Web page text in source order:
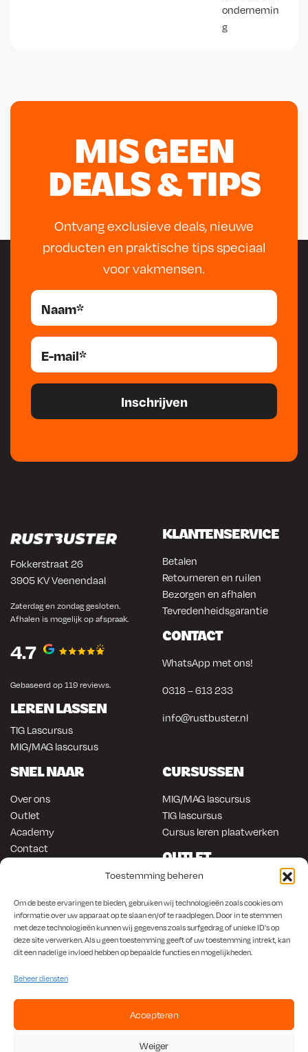
Toestemming beheren
Om de beste ervaringen te bieden, gebruiken wij technologieën zoals cookies om
informatie over uw apparaat op te slaan en/of te raadplegen. Door in te stemmen
met deze technologieën kunnen wij gegevens zoals surfgedrag of unieke ID's op
deze site verwerken. Als u geen toestemming geeft of uw toestemming intrekt, kan
dit een nadelige invloed hebben op bepaalde functies en mogelijkheden.
Beheer diensten
Accepteren
Weiger
ondernemin
g
MIS GEEN
DEALS & TIPS
Ontvang exclusieve deals, nieuwe
producten en praktische tips speciaal
voor vakmensen.
Fokkerstraat 26
3905 KV Veenendaal
Zaterdag en zondag gesloten.
Afhalen is mogelijk op afspraak.
4.7
Gebaseerd op 119 reviews.
LEREN LASSEN
TIG Lascursus
MIG/MAG lascursus
KLANTENSERVICE
Betalen
Retourneren en ruilen
Bezorgen en afhalen
Tevredenheidsgarantie
CONTACT
WhatsApp met ons!
0318 – 613 233
info@rustbuster.nl
SNEL NAAR
Over ons
Outlet
Academy
Contact
ONLINE KOPEN
Lasapparatuur
Anti-roest producten
Werkplaats en automotive
Autorestauratie en plaatwerk
CURSUSSEN
MIG/MAG lascursus
TIG lascursus
Cursus leren plaatwerken
OUTLET
Gereedschap
Om en in de auto werken
Lasapparatuur
Overige producten